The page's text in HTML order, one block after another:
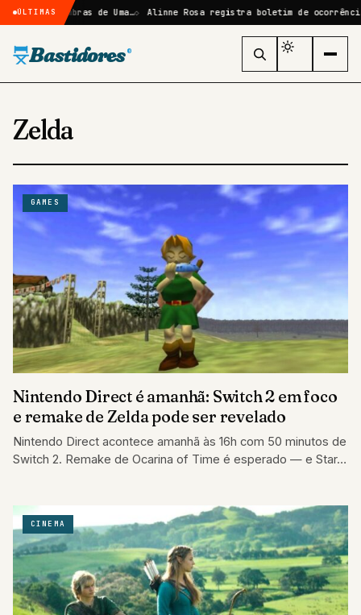
ÚLTIMASde Uma… Alinne Rosa registra boletim de ocorrência após
Bastidores ®
Zelda
GAMES
Nintendo Direct é amanhã: Switch 2 em foco
e remake de Zelda pode ser revelado
Nintendo Direct acontece amanhã às 16h com 50 minutos de
Switch 2. Remake de Ocarina of Time é esperado — e Star…
CINEMA